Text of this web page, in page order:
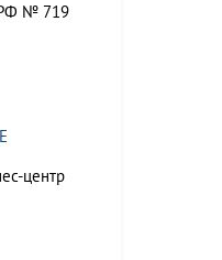
РФ № 719
центр